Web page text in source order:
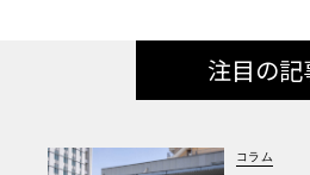
注目の記
コラム